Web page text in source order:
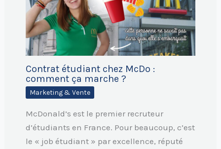
Contrat étudiant chez McDo :
comment ça marche ?
Marketing & Vente
McDonald’s est le premier recruteur
d’étudiants en France. Pour beaucoup, c’est
le « job étudiant » par excellence, réputé